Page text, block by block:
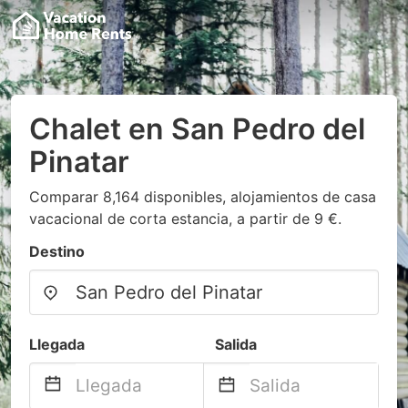
Chalet en San Pedro del
Pinatar
Comparar 8,164 disponibles, alojamientos de casa
vacacional de corta estancia, a partir de 9 €.
Destino
Llegada Salida